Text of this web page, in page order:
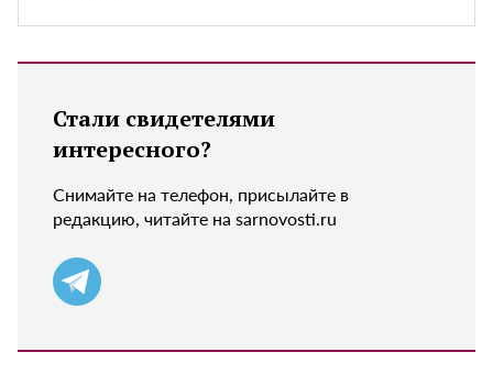
Стали свидетелями
интересного?
Снимайте на телефон, присылайте в
редакцию, читайте на sarnovosti.ru